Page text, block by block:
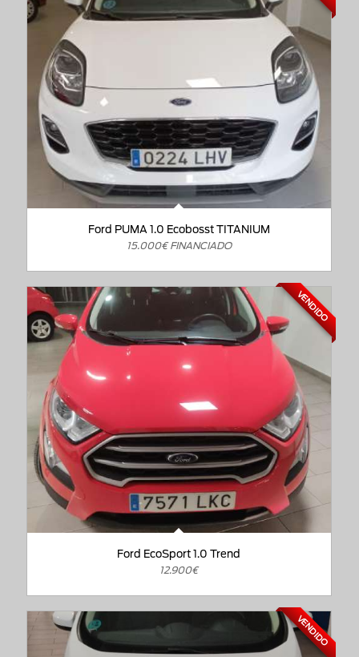
Ford PUMA 1.0 Ecobosst TITANIUM
15.000€ FINANCIADO
Ford EcoSport 1.0 Trend
12.900€
VENDIDO
VENDIDO